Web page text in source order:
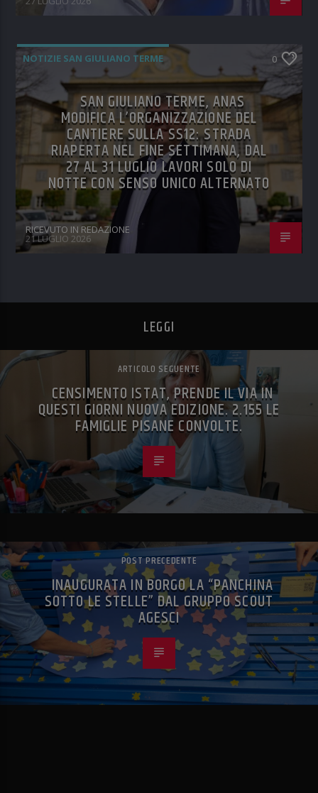
NOTIZIE SAN GIULIANO TERME 0
SAN GIULIANO TERME, ANAS
MODIFICA L’ORGANIZZAZIONE DEL
CANTIERE SULLA SS12: STRADA
RIAPERTA NEL FINE SETTIMANA, DAL
27 AL 31 LUGLIO LAVORI SOLO DI
NOTTE CON SENSO UNICO ALTERNATO
RICEVUTO IN REDAZIONE
21 LUGLIO 2026
LEGGI
ARTICOLO SEGUENTE
CENSIMENTO ISTAT, PRENDE IL VIA IN
QUESTI GIORNI NUOVA EDIZIONE. 2.155 LE
FAMIGLIE PISANE CONVOLTE.
POST PRECEDENTE
INAUGURATA IN BORGO LA “PANCHINA
SOTTO LE STELLE” DAL GRUPPO SCOUT
AGESCI